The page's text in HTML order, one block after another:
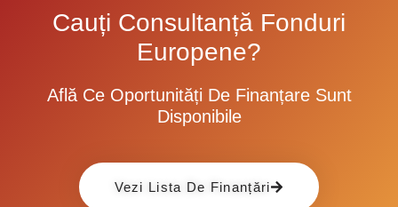
Cauți Consultanță Fonduri
Europene?
Află Ce Oportunități De Finanțare Sunt
Disponibile
Vezi Lista De Finanțări